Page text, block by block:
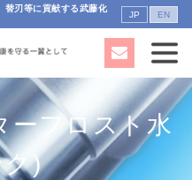
替刃等に貢献する武藤化
JP EN
ーフロスト水
ク)